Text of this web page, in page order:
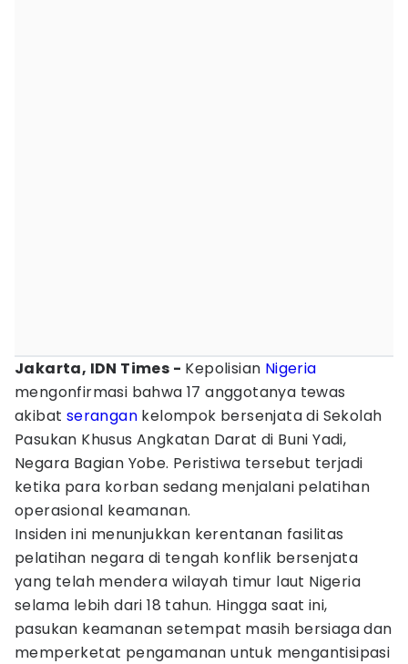
Jakarta, IDN Times - Kepolisian Nigeria
mengonfirmasi bahwa 17 anggotanya tewas
akibat serangan kelompok bersenjata di Sekolah
Pasukan Khusus Angkatan Darat di Buni Yadi,
Negara Bagian Yobe. Peristiwa tersebut terjadi
ketika para korban sedang menjalani pelatihan
operasional keamanan.
Insiden ini menunjukkan kerentanan fasilitas
pelatihan negara di tengah konflik bersenjata
yang telah mendera wilayah timur laut Nigeria
selama lebih dari 18 tahun. Hingga saat ini,
pasukan keamanan setempat masih bersiaga dan
memperketat pengamanan untuk mengantisipasi